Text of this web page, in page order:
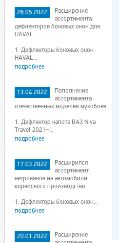
26.05.2022
Расширение
ассортимента
дефлекторов боковых окон для
HAVAL
1. Дефлекторы боковых окон
HAVAL...
подробнее
13.04.2022
Пополнение
ассортимента
отечественных моделей мухобоек
1. Дефлектор капота ВАЗ Niva
Travel 2021~...
подробнее
17.03.2022
Расширился
ассортимент
ветровиков на автомобили
корейского производство
1. Дефлекторы боковых окон...
подробнее
20.01.2022
Расширение